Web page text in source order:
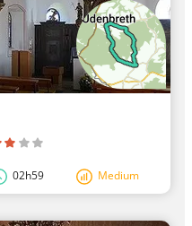
02h59 Medium